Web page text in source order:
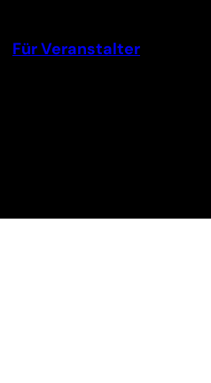
Für Veranstalter